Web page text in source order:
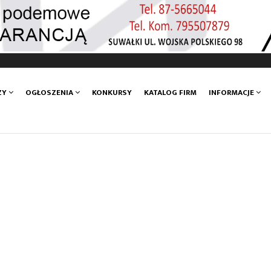
OGŁOSZENIA KONKURSY KATALOG FIRM INFORMACJE